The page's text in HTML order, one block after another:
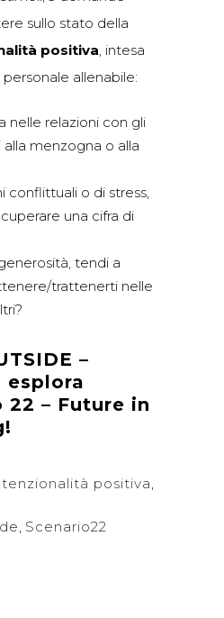
sullo stato della
positiva , intesa
allenabile:
nelle relazioni con gli
menzogna o alla
conflittuali o di stress,
una cifra di
tendi a
trattenerti nelle
–
esplora
22 – Future in
positiva
Scenario22